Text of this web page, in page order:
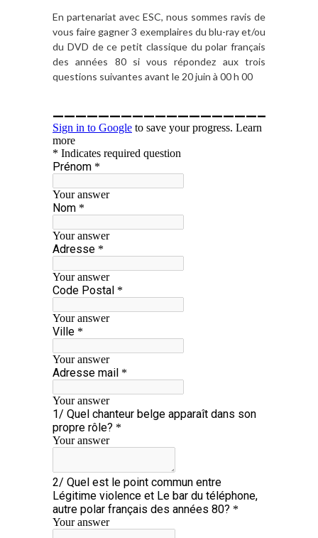
En partenariat avec ESC, nous sommes ravis de
vous faire gagner 3 exemplaires du blu-ray et/ou
du DVD de ce petit classique du polar français
des années 80 si vous répondez aux trois
questions suivantes avant le 20 juin à 00 h 00